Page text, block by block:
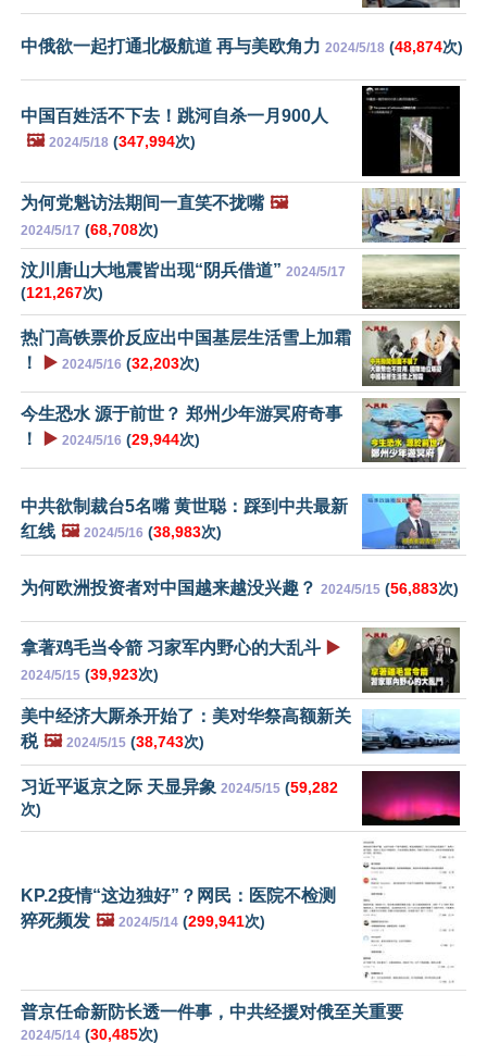
中俄欲一起打通北极航道 再与美欧角力 2024/5/18 (48,874次)
中国百姓活不下去！跳河自杀一月900人
🖼️ 2024/5/18 (347,994次)
为何党魁访法期间一直笑不拢嘴 🖼️
2024/5/17 (68,708次)
汶川唐山大地震皆出现“阴兵借道” 2024/5/17
(121,267次)
热门高铁票价反应出中国基层生活雪上加霜
！
▶️ 2024/5/16 (32,203次)
今生恐水 源于前世？ 郑州少年游冥府奇事
！
▶️ 2024/5/16 (29,944次)
中共欲制裁台5名嘴 黄世聪：踩到中共最新
红线 🖼️ 2024/5/16 (38,983次)
为何欧洲投资者对中国越来越没兴趣？ 2024/5/15 (56,883次)
拿著鸡毛当令箭 习家军内野心的大乱斗 ▶️
2024/5/15 (39,923次)
美中经济大厮杀开始了：美对华祭高额新关
税 🖼️ 2024/5/15 (38,743次)
习近平返京之际 天显异象 2024/5/15 (59,282
次)
KP.2疫情“这边独好”？网民：医院不检测
猝死频发 🖼️ 2024/5/14 (299,941次)
普京任命新防长透一件事，中共经援对俄至关重要
2024/5/14 (30,485次)